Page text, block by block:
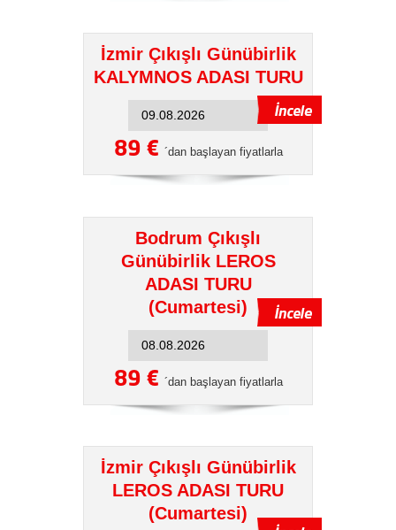
İzmir Çıkışlı Günübirlik
KALYMNOS ADASI TURU
89 € ´dan başlayan fiyatlarla
Bodrum Çıkışlı
Günübirlik LEROS
ADASI TURU
(Cumartesi)
89 € ´dan başlayan fiyatlarla
İzmir Çıkışlı Günübirlik
LEROS ADASI TURU
(Cumartesi)